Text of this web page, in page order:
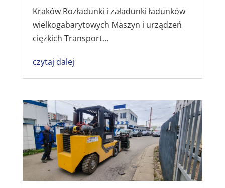
Kraków Rozładunki i załadunki ładunków
wielkogabarytowych Maszyn i urządzeń
ciężkich Transport...
czytaj dalej